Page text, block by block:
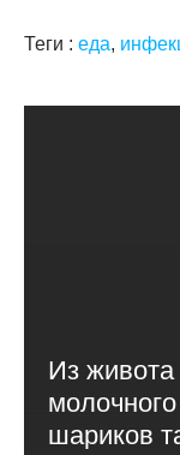
Теги : еда,
Из
шариков